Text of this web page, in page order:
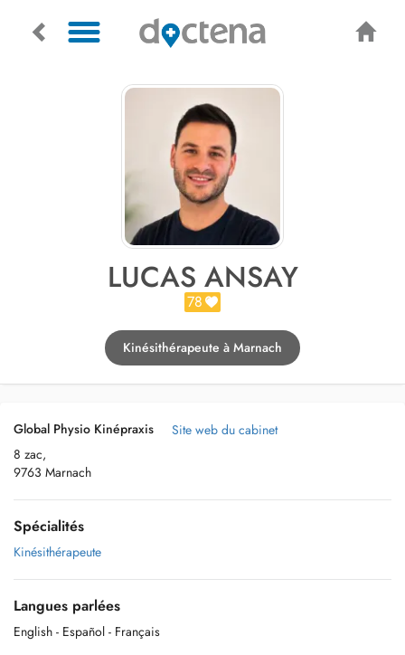
LUCAS ANSAY
78
Kinésithérapeute à Marnach
Global Physio Kinépraxis
8 zac,
9763 Marnach
Site web du cabinet
Spécialités
Kinésithérapeute
Langues parlées
English - Español - Français